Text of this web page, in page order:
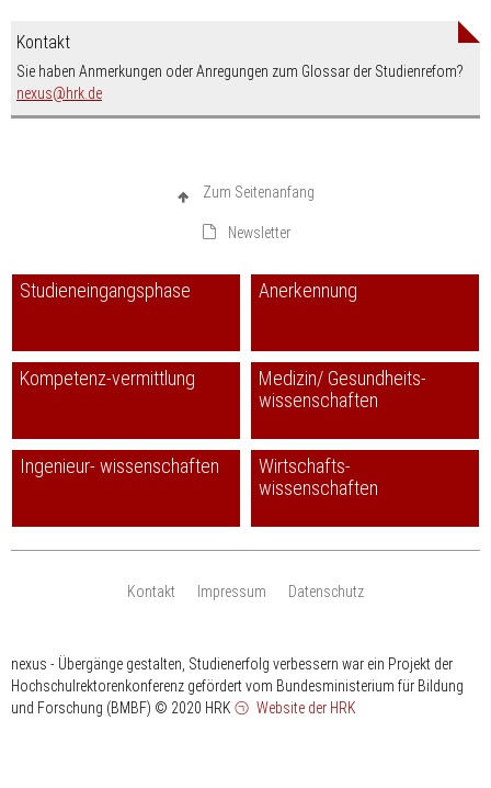
Kontakt
Sie haben Anmerkungen oder Anregungen zum Glossar der Studienrefom?
nexus
nospam-
hrk.de
Zum Seitenanfang
Newsletter
Studieneingangsphase Anerkennung
Kompetenz-vermittlung
Medizin/ Gesundheits-
wissenschaften
Ingenieur- wissenschaften
Wirtschafts-
wissenschaften
Kontakt Impressum Datenschutz
nexus - Übergänge gestalten, Studienerfolg verbessern war ein Projekt der
Hochschulrektorenkonferenz gefördert vom Bundesministerium für Bildung
und Forschung (BMBF) © 2020 HRK Website der HRK